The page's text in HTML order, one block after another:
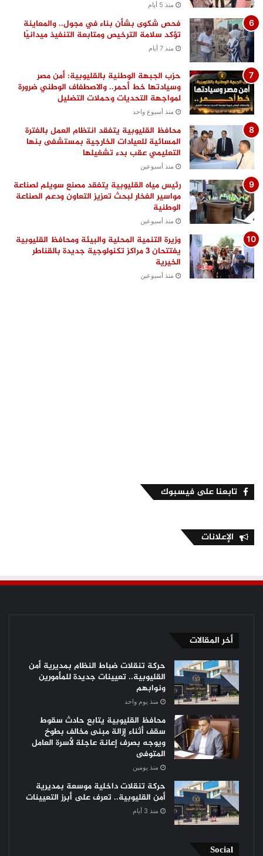
منذ 5 أيام
فحص شكوى بشأن بناء في مجول.. والمعاينة
تؤكد سلامة الترخيص ومتابعة التنفيذ ميدانيًا
منذ 7 أيام
حزب الجبهة الوطنية بالقليوبية: أمن مصر
وسيادتها خط أحمر.. والاصطفاف الوطني ضرورة
لمواجهة التحديات وحملات التضليل
منذ أسبوع واحد
محافظ القليوبية يتفقد انتظام العمل بالفترة
المسائية للعيادات الخارجية بمستشفى بنها
التعليمي عقب بدء تشغيلها
منذ أسبوعين
رئيس مياه القليوبية يتفقد مصنع سويلم لصناعة
مواسير الفخار لبحث تعزيز التعاون ودعم الصناعة
الوطنية
منذ أسبوعين
وزيرة التنمية المحلية والبيئة ومحافظ القليوبية
يفتتحان 3 مراكز تكنولوجية جديدة بالقناطر
الخيرية
منذ أسبوعين
تابعنا على فيسبوك
الإعلانات
أخر المقالات
حركة تنقلات ضباط النظام بمديرية أمن
القليوبية.. تعيينات جديدة للمأمورين
ونوابهم
منذ يوم واحد
محافظ القليوبية يتابع حادث سقوط
سقف أثناء إزالة مبنى مخالف بطوخ
ويوجه بصرف إعانة عاجلة لأسرة العامل
المتوفى
منذ يومين
حركة تنقلات داخلية موسعة بمديرية
أمن القليوبية.. تعرف على أبرز التعيينات
منذ 3 أيام
Social